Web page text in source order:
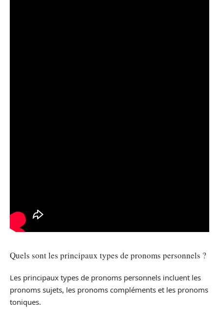
Quels sont les principaux types de pronoms personnels ?
Les principaux types de pronoms personnels incluent les
pronoms sujets, les pronoms compléments et les pronoms
toniques.